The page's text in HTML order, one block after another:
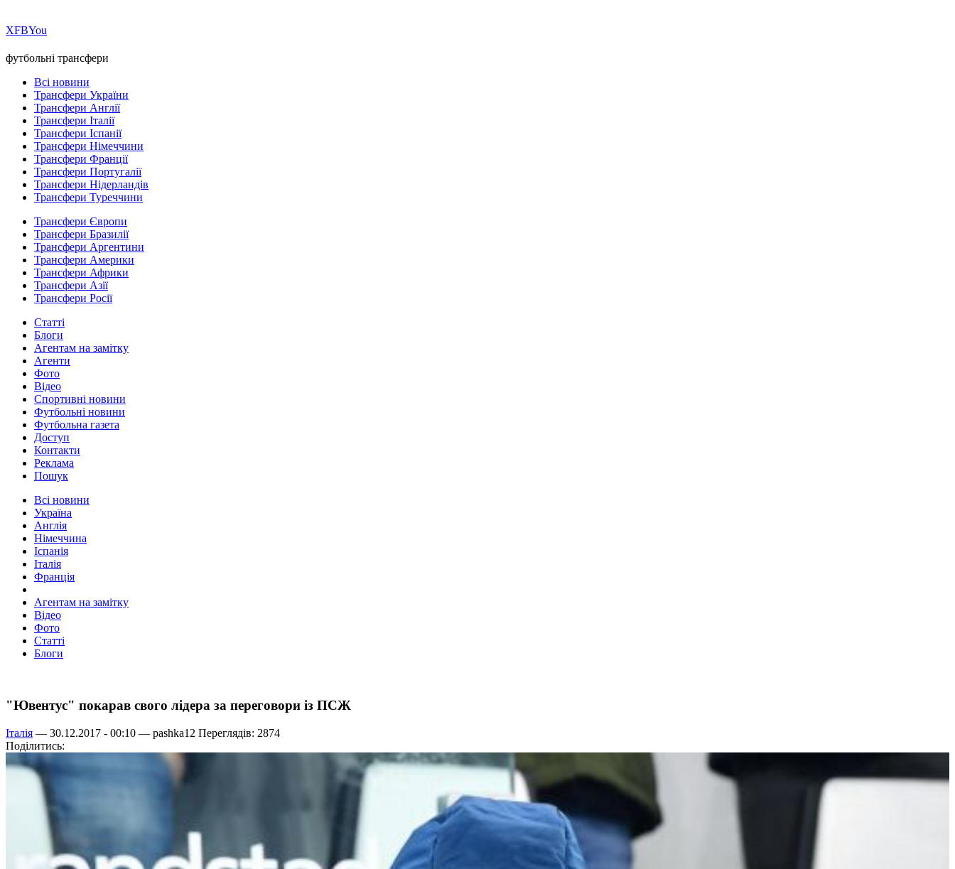
ХFBYou
футбольні трансфери
Всі новини
Трансфери України
Трансфери Англії
Трансфери Італії
Трансфери Іспанії
Трансфери Німеччини
Трансфери Франції
Трансфери Португалії
Трансфери Нідерландів
Трансфери Туреччини
Трансфери Європи
Трансфери Бразилії
Трансфери Аргентини
Трансфери Америки
Трансфери Африки
Трансфери Азії
Трансфери Росії
Статті
Блоги
Агентам на замітку
Агенти
Фото
Відео
Спортивні новини
Футбольні новини
Футбольна газета
Доступ
Контакти
Реклама
Пошук
Всі новини
Україна
Англія
Німеччина
Іспанія
Італія
Франція
Агентам на замітку
Відео
Фото
Статті
Блоги
"Ювентус" покарав свого лідера за переговори із ПСЖ
Італія — 30.12.2017 - 00:10 — pashka12 Переглядів: 2874
Поділитись: